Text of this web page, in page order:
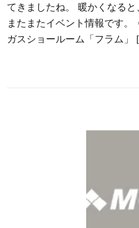
てきましたね。 暖かくなると
またまたイベント情報です
ガスショールーム「フラム